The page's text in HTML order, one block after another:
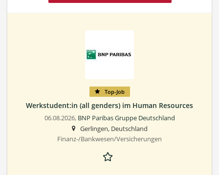
Top-Job
Werkstudent:in (all genders) im Human Resources
06.08.2026, BNP Paribas Gruppe Deutschland
Gerlingen, Deutschland
Finanz-/Bankwesen/Versicherungen